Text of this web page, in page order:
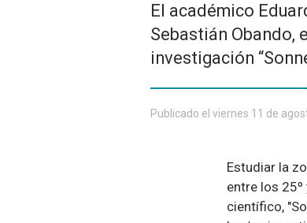
El académico
Sebastián Obando,
investigación
Publicado el viernes 11 de
Estudiar la
entre los
científico,